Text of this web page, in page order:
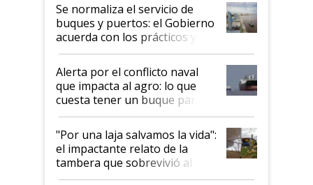
Se normaliza el servicio de
buques y puertos: el Gobierno
acuerda con los prácticos y
suspende el decreto de
desregulación
Alerta por el conflicto naval
que impacta al agro: lo que
cuesta tener un buque parado
y el peligro de que Argentina
pase a ser "país sucio"
"Por una laja salvamos la vida":
el impactante relato de la
tambera que sobrevivió al
tornado